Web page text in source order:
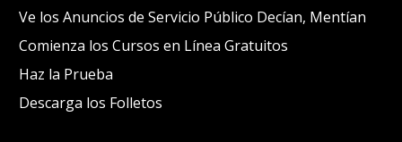
Ve los Anuncios de Servicio Público Decían, Mentían
Comienza los Cursos en Línea Gratuitos
Haz la Prueba
Descarga los Folletos